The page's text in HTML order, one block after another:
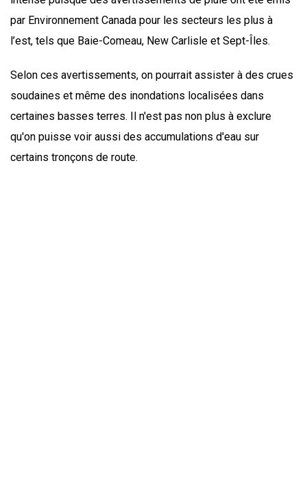
par Environnement Canada pour les secteurs les plus à
l’est, tels que Baie-Comeau, New Carlisle et Sept-Îles.
Selon ces avertissements, on pourrait assister à des crues
soudaines et même des inondations localisées dans
certaines basses terres. Il n'est pas non plus à exclure
qu'on puisse voir aussi des accumulations d'eau sur
certains tronçons de route.